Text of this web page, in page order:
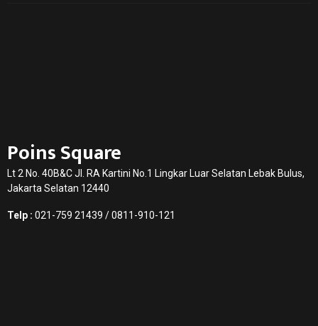
Poins Square
Lt 2 No. 40B&C Jl. RA Kartini No.1 Lingkar Luar Selatan Lebak Bulus,
Jakarta Selatan 12440
Telp : 021-759 21439 / 0811-910-121